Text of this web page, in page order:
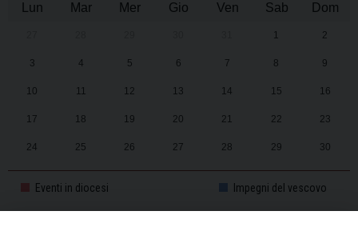
Lun
Mar Mer Gio Ven Sab Dom
1 2
3 4 5 6 7 8 9
10 11 12 13 14 15 16
17 18 19 20 21 22 23
24 25 26 27 28 29 30
Eventi in diocesi Impegni del vescovo